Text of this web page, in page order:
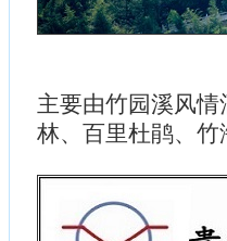
主要由竹园溪风
林、百里杜鹃、竹